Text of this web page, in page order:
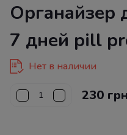
Органайзер
7 дней pill
Нет в наличии
230 грн